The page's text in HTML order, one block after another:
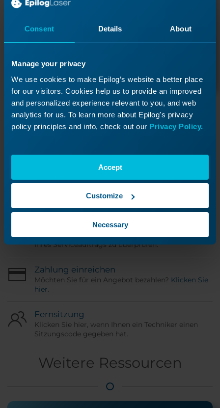
Consent Details About
Manage your privacy
We use cookies to make Epilog’s website a better place
for our visitors. Cookies help us to provide an improved
and personalized experience relevant to you, and web
analytics for us. To learn more about Epilog's privacy
policy principles and info, check out our Privacy Policy.
Accept
Customize
Necessary
Support-Mitarbeiter werden sich so schnell
Ticket einreichen
Support-Ressourcen
Details, die Sie benötigen.
Software- und Firmware-Downloads
und Firmware auf dem aktuellen Stand.
Verwenden Sie Ihre ORD-Nummer, um den Status
Ihres Serviceauftrags zu überprüfen.
Zahlung einreichen
Möchten Sie für ein Angebot bezahlen? Klicken Sie
hier.
Fernsitzung
Klicken Sie hier, wenn Ihnen ein Techniker einen
Sitzungscode gegeben hat.
Weitere Ressourcen